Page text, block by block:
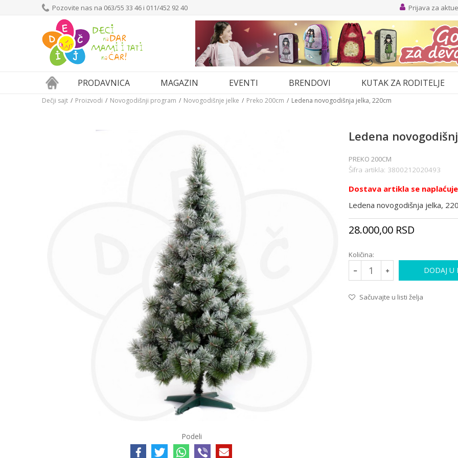
Pozovite nas na 063/55 33 46 i 011/452 92 40 Prijava za
PRODAVNICA MAGAZIN EVENTI BRENDOVI KUTAK ZA RODITELJE
Dečji sajt Proizvodi Novogodišnji program Novogodišnje jelke Preko 200cm Ledena novogodišnja jelka, 220cm
Podeli
Ledena
PREKO 200CM
Šifra artikla: 3800212020493
Dostava artikla se
Ledena novogodišnja jelka,
28.000,00 RSD
Količina:
DODAJ U
Sačuvajte u listi želja